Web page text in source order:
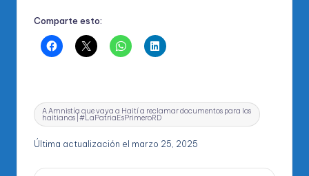
Comparte esto:
Etiquetas:
A Amnistía que vaya a Haití a reclamar documentos para los
haitianos |#LaPatriaEsPrimeroRD
Última actualización el marzo 25, 2025